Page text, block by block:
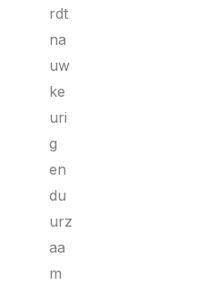
rdt
na
uw
ke
uri
g
en
du
urz
aa
m